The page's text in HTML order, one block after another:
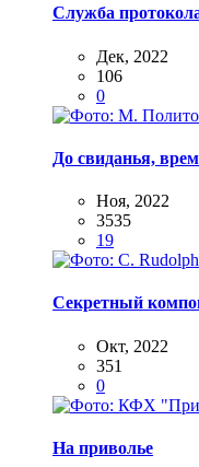
Служба
Дек, 2022
106
0
До свиданья,
Ноя, 2022
3535
19
Секретный
Окт, 2022
351
0
На приволье